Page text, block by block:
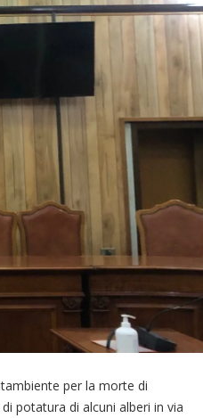
per la morte di
potatura di alcuni alberi in via